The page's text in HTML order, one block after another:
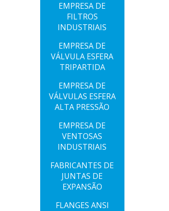
EMPRESA DE
FILTROS
INDUSTRIAIS
EMPRESA DE
VÁLVULA ESFERA
TRIPARTIDA
EMPRESA DE
VÁLVULAS ESFERA
ALTA PRESSÃO
EMPRESA DE
VENTOSAS
INDUSTRIAIS
FABRICANTES DE
JUNTAS DE
EXPANSÃO
FLANGES ANSI